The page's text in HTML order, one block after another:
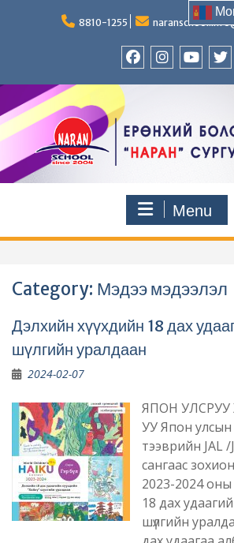
8810-1255
Menu
Category: Мэдээ мэдээлэл
Дэлхийн хүүхдийн 18 дах
шүлгийн уралдаан
2024-02-07
ЯПОН УЛСРУУ
УУ Япон
тээврийн JAL
сангаас
2023-2024 оны
18 дах
шүлгийн